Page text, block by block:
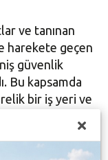
ve tanınan
harekete geçen
güvenlik
Bu kapsamda
bir iş yeri ve
alanda
yıkıldı.
bir kısmı